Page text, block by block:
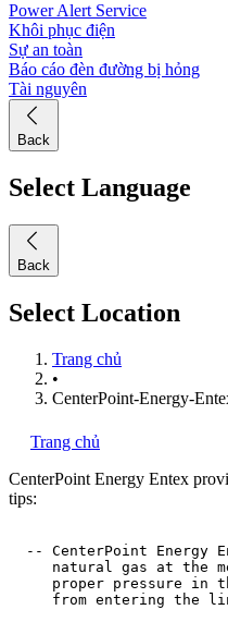
Power Alert Service
Khôi phục điện
Sự an toàn
Báo cáo đèn đường bị hỏng
Tài nguyên
Back
Select Language
Back
Select Location
Trang chủ
•
CenterPoint-Energy-
Trang chủ
CenterPoint Energy Entex
tips:
-- CenterPoint Energy
natural gas at the
proper pressure in
from entering the